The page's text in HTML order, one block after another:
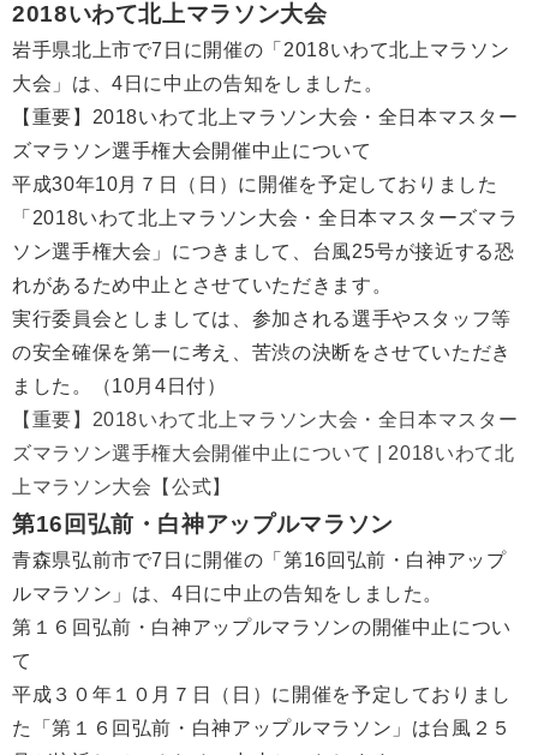
2018いわて北上マラソン大会
岩手県北上市で7日に開催の「2018いわて北上マラソン
大会」は、4日に中止の告知をしました。
【重要】2018いわて北上マラソン大会・全日本マスター
ズマラソン選手権大会開催中止について
平成30年10月７日（日）に開催を予定しておりました
「2018いわて北上マラソン大会・全日本マスターズマラ
ソン選手権大会」につきまして、台風25号が接近する恐
れがあるため中止とさせていただきます。
実行委員会としましては、参加される選手やスタッフ等
の安全確保を第一に考え、苦渋の決断をさせていただき
ました。（10月4日付）
【重要】2018いわて北上マラソン大会・全日本マスター
ズマラソン選手権大会開催中止について | 2018いわて北
上マラソン大会【公式】
第16回弘前・白神アップルマラソン
青森県弘前市で7日に開催の「第16回弘前・白神アップ
ルマラソン」は、4日に中止の告知をしました。
第１６回弘前・白神アップルマラソンの開催中止につい
て
平成３０年１０月７日（日）に開催を予定しておりまし
た「第１６回弘前・白神アップルマラソン」は台風２５